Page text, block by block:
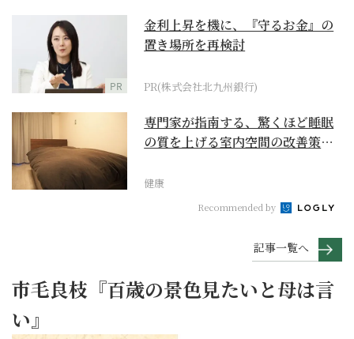
PR
金利上昇を機に、『守るお金』の
置き場所を再検討
PR(株式会社北九州銀行)
専門家が指南する、驚くほど睡眠
の質を上げる室内空間の改善策と
健康
Recommended by
記事一覧へ
市毛良枝『百歳の景色見たいと母は言
い』